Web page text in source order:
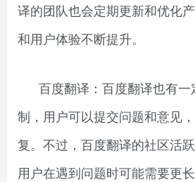
译的团队也会定期更新和优化
和用户体验不断提升。
百度翻译：百度翻译也有
制，用户可以提交问题和意见
复。不过，百度翻译的社区活
用户在遇到问题时可能需要更